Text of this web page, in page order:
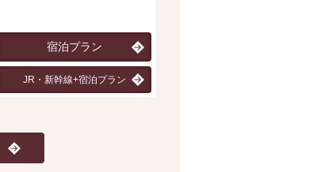
宿泊プラン
JR・新幹線+宿泊プラン